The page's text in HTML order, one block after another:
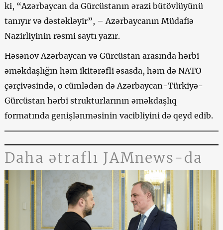
ki, “Azərbaycan da Gürcüstanın ərazi bütövlüyünü
tanıyır və dəstəkləyir”, – Azərbaycanın Müdafiə
Nazirliyinin rəsmi saytı yazır.
Həsənov Azərbaycan və Gürcüstan arasında hərbi
əməkdaşlığın həm ikitərəfli əsasda, həm də NATO
çərçivəsində, o cümlədən də Azərbaycan-Türkiyə-
Gürcüstan hərbi strukturlarının əməkdaşlıq
formatında genişlənməsinin vacibliyini də qeyd edib.
Daha ətraflı JAMnews-da